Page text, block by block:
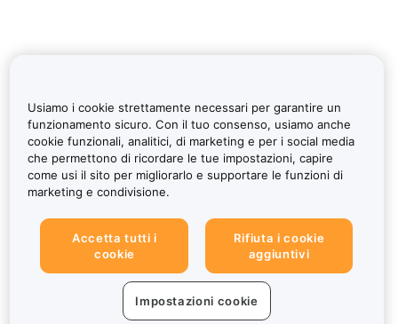
Usiamo i cookie strettamente necessari per garantire un
funzionamento sicuro. Con il tuo consenso, usiamo anche
cookie funzionali, analitici, di marketing e per i social media
che permettono di ricordare le tue impostazioni, capire
come usi il sito per migliorarlo e supportare le funzioni di
marketing e condivisione.
Accetta tutti i
cookie
Rifiuta i cookie
aggiuntivi
Impostazioni cookie